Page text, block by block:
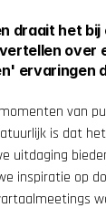
draait het bij
over
ervaringen
van
is dat
uitdaging
inspiratie op